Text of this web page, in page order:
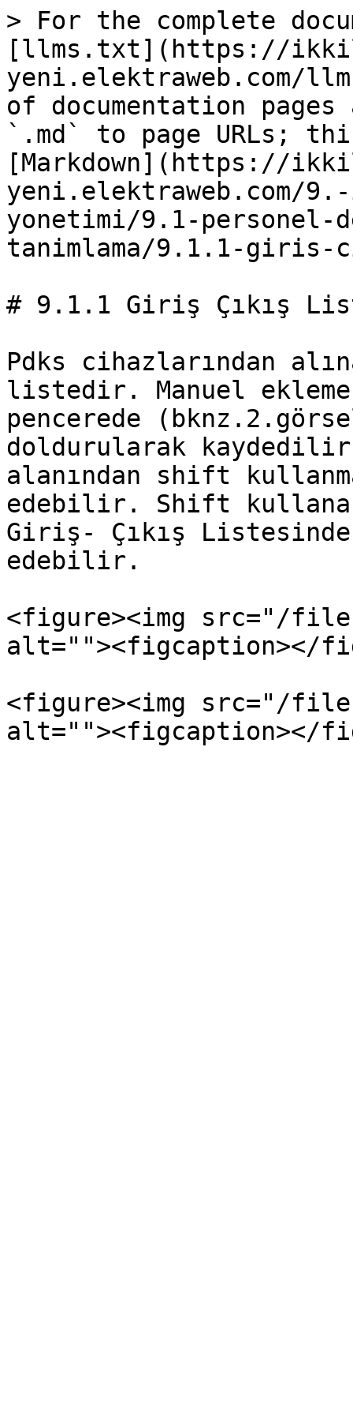
> For the complete
[llms.txt](https://
yeni.elektraweb.com/
of documentation
`.md` to page URLs;
[Markdown](https://
yeni.elektraweb.com/
yonetimi/9.1-personel-
tanimlama/9.1.1-
# 9.1.1 Giriş Çıkış
Pdks cihazlarından
listedir. Manuel
pencerede
doldurularak
alanından shift
edebilir. Shift
Giriş- Çıkış
edebilir.
<figure><img src="/files/
alt=""><figcaption></
<figure><img src="/files/